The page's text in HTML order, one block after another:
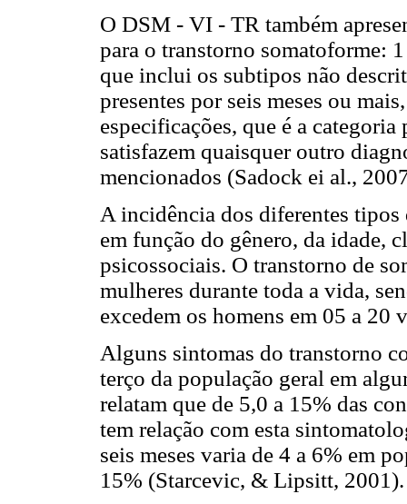
O DSM - VI - TR também
para o transtorno somatoforme:
que inclui os subtipos não
presentes por seis meses ou
especificações, que é a
satisfazem quaisquer outro
mencionados (Sadock ei al.,
A incidência dos diferentes
em função do gênero, da idade,
psicossociais. O transtorno de
mulheres durante toda a vida,
excedem os homens em 05 a 20
Alguns sintomas do transtorno
terço da população geral em
relatam que de 5,0 a 15% das
tem relação com esta
seis meses varia de 4 a 6% em
15% (Starcevic, & Lipsitt, 2001).